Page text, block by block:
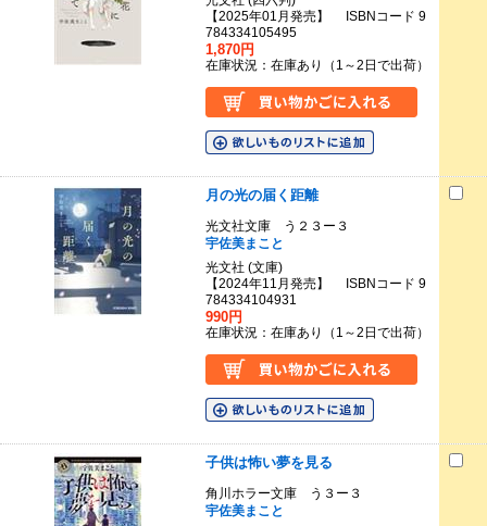
【2025年01月発売】 ISBNコード 9
784334105495
1,870円
在庫状況：在庫あり（1～2日で出荷）
月の光の届く距離
光文社文庫 う２３ー３
宇佐美まこと
光文社 (文庫)
【2024年11月発売】 ISBNコード 9
784334104931
990円
在庫状況：在庫あり（1～2日で出荷）
子供は怖い夢を見る
角川ホラー文庫 う３ー３
宇佐美まこと